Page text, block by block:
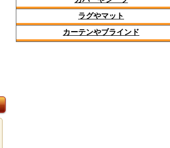
ラグやマット
カーテンやブラインド